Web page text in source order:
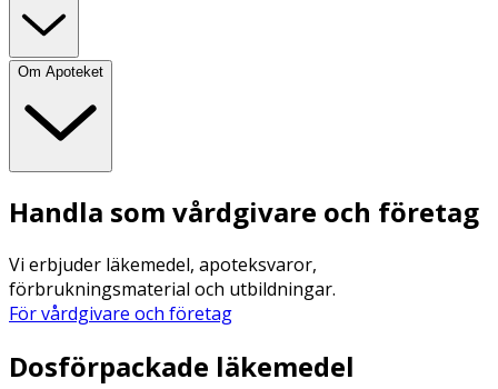
Om Apoteket
Handla som vårdgivare och företag
Vi erbjuder läkemedel, apoteksvaror,
förbrukningsmaterial och utbildningar.
För vårdgivare och företag
Dosförpackade läkemedel